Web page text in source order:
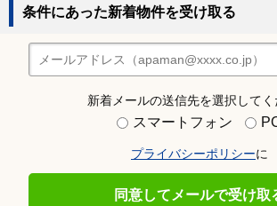
条件にあった新着物件を受け取る
新着メールの送信先を選択して
スマートフォン
プライバシーポリシーに
同意してメールで受け取